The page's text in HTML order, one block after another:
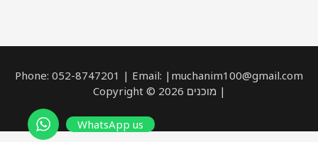
Phone: 052-8747201 | Email: |muchanim100@gmail.com
| מוכנים Copyright © 2026
WhatsApp us